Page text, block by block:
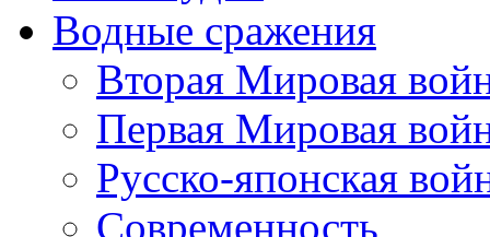
Водные сражения
Вторая Мировая
Первая Мировая
Русско-японская
Современность